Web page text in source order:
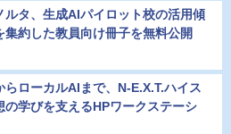
ルタ、生成AIパイロット校の活用傾
集約した教員向け冊子を無料公開
らローカルAIまで、N-E.X.T.ハイス
の学びを支えるHPワークステーシ